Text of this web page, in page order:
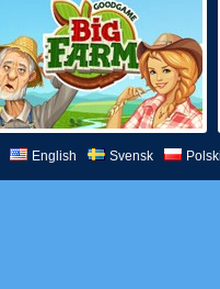
English Svensk